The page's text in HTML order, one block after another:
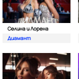
Селина и Лорена
Диамант